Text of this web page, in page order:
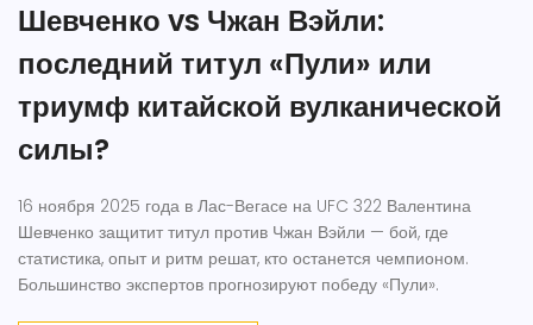
Шевченко vs Чжан Вэйли:
последний титул «Пули» или
триумф китайской вулканической
силы?
16 ноября 2025 года в Лас-Вегасе на UFC 322 Валентина
Шевченко защитит титул против Чжан Вэйли — бой, где
статистика, опыт и ритм решат, кто останется чемпионом.
Большинство экспертов прогнозируют победу «Пули».